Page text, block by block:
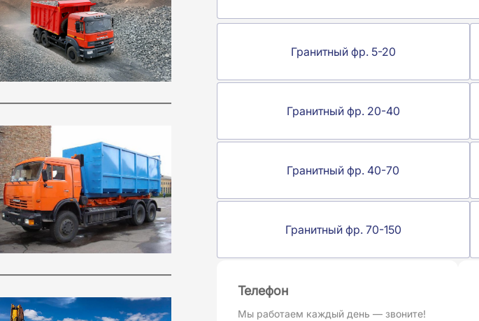
Гранитный фр. 5-20
Гранитный фр. 20-40
Гранитный фр. 40-70
Гранитный фр. 70-150
Телефон
Мы работаем каждый день — звоните!